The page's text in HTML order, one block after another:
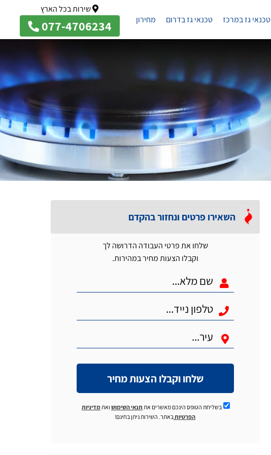
טכנאי גז במרכז טכנאי גז בדרום מחירון
שירות בכל הארץ
077-4706234
השאירו פרטים ונחזור בהקדם
שלחו את פרטי העבודה הדרושה לך
וקבלו הצעות מחיר במהירות.
שלחו וקבלו הצעות מחיר
בשליחת הטופס הינכם מאשרים את תנאי השימושואתמדיניות
הפרטיותבאתר. השירות ניתן בחינם!